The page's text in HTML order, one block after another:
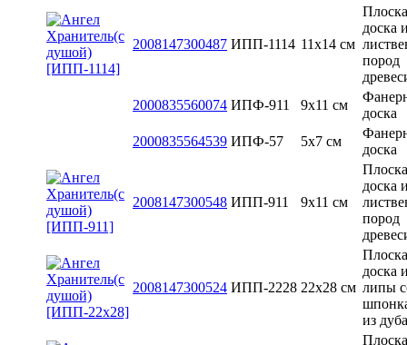
2008147300487 ИПП-1114 11х14 см
доска
пород
2000835560074 ИПФ-911 9х11 см
доска
2000835564539 ИПФ-57 5x7 см
доска
2008147300548 ИПП-911 9х11 см
доска
пород
2008147300524 ИПП-2228 22х28 см
доска
липы
из дуба